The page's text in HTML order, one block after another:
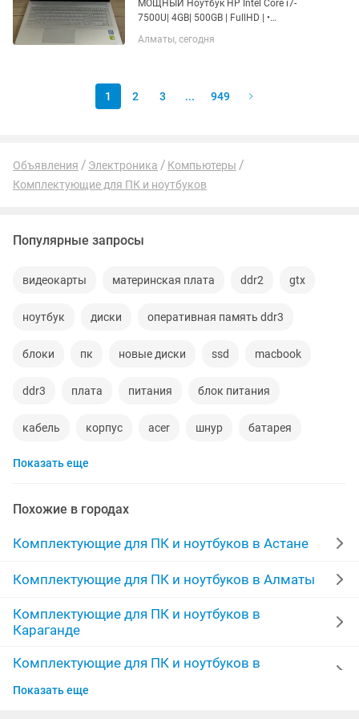
МОЩНЫЙ Ноутбук HP Intel Core i7-
7500U| 4GB| 500GB | FullHD | •
i7-7500U 2.90GHz | Память: ОЗУ/4 ГБ,
Алматы, сегодня
1 2 3 ... 949
Объявления Электроника
Компьютеры
Комплектующие для ПК и ноутбуков
Популярные запросы
видеокарты материнская плата ddr2 gtx
ноутбук диски оперативная память ddr3
блоки пк новые диски ssd macbook
ddr3 плата питания блок питания
кабель корпус acer шнур батарея
новые аккумулятор
в цен core i5 ddr5 конвертер кулер
аккумулятор 8gb клавиатура
оперативная память ddr4 модули rtx
Показать еще
Похожие в городах
Комплектующие для ПК и ноутбуков в Астане
Комплектующие для ПК и ноутбуков в Алматы
Комплектующие для ПК и ноутбуков в
Караганде
Комплектующие для ПК и ноутбуков в
Показать еще